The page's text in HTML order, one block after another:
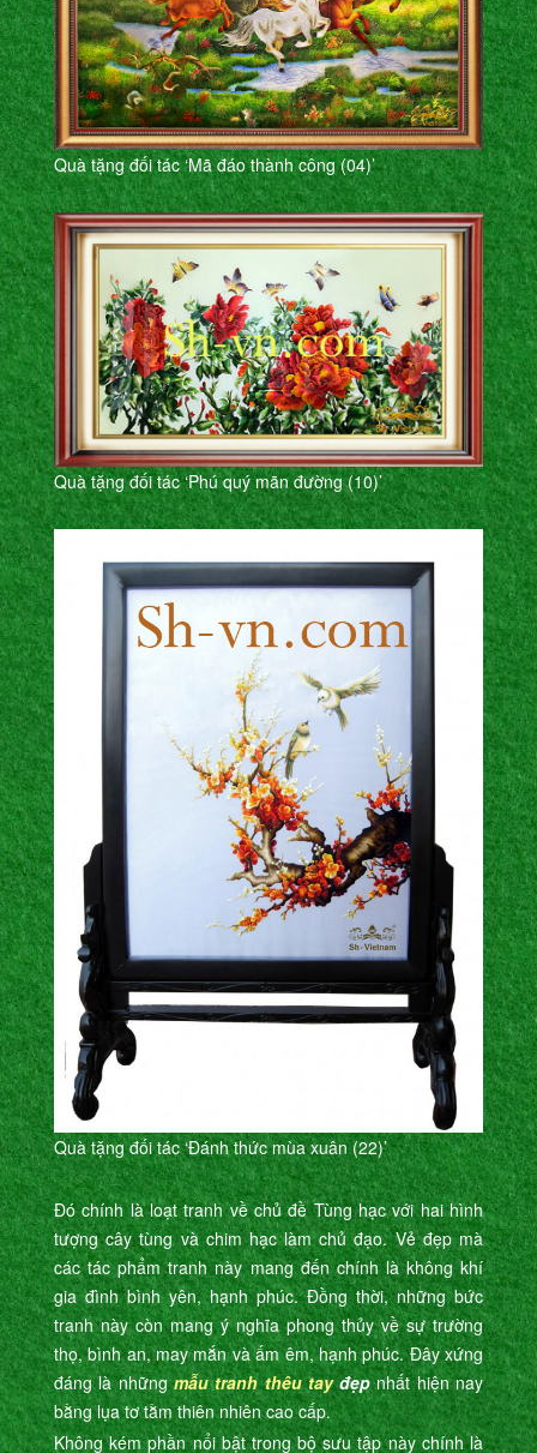
Quà tặng đối tác ‘Mã đáo thành công (04)’
Quà tặng đối tác ‘Phú quý mãn đường (10)’
Quà tặng đối tác ‘Đánh thức mùa xuân (22)’
Đó chính là loạt tranh về chủ đề Tùng hạc với hai hình
tượng cây tùng và chim hạc làm chủ đạo. Vẻ đẹp mà
các tác phẩm tranh này mang đến chính là không khí
gia đình bình yên, hạnh phúc. Đồng thời, những bức
tranh này còn mang ý nghĩa phong thủy về sự trường
thọ, bình an, may mắn và ấm êm, hạnh phúc. Đây xứng
đáng là nhữngmẫutranh thêu tayđẹpnhất hiện nay
bằng lụa tơ tằm thiên nhiên cao cấp.
Không kém phần nổi bật trong bộ sưu tập này chính là